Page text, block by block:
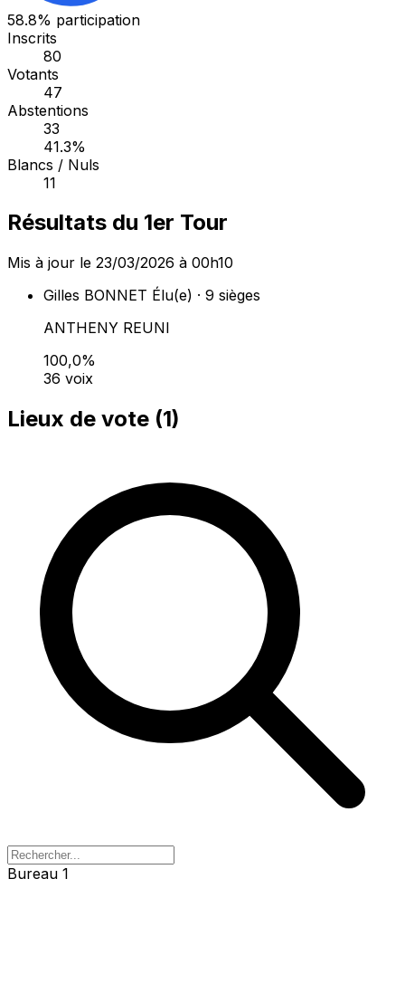
58.8% participation
Inscrits
80
Votants
47
Abstentions
33
41.3%
Blancs / Nuls
11
Résultats du 1er Tour
Mis à jour le 23/03/2026 à 00h10
Gilles BONNET Élu(e) · 9 sièges
ANTHENY REUNI
100,0%
36 voix
Lieux de vote (1)
Bureau 1